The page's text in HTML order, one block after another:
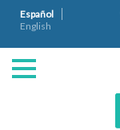
Español
English